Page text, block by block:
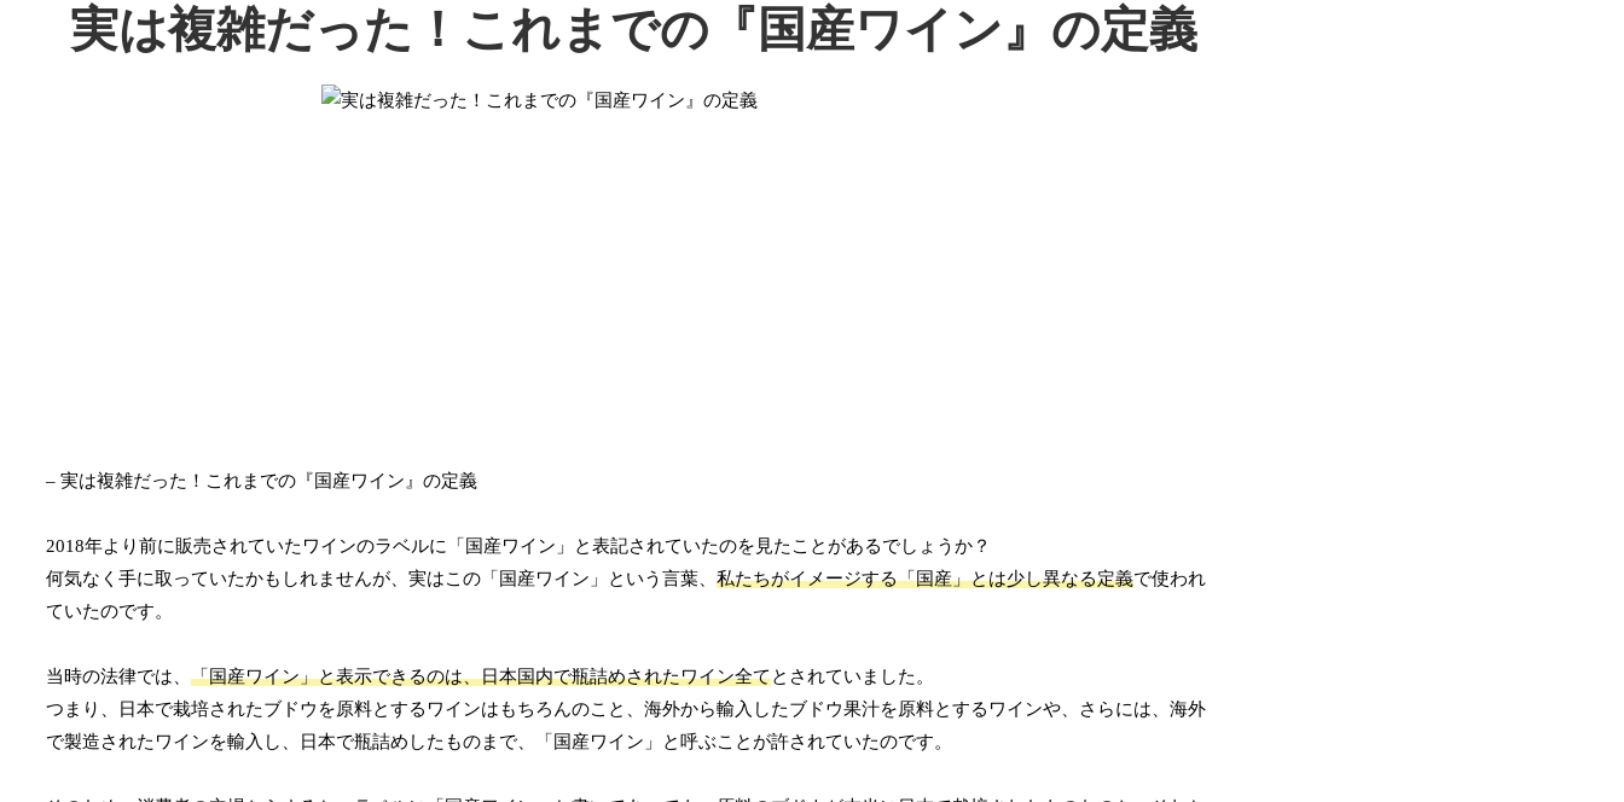
実は複雑だった！これまでの『国産ワイン』の定義
– 実は複雑だった！これまでの『国産ワイン』の定義
2018年より前に販売されていたワインのラベルに「国産ワイン」と表記されていたのを見たことがあるでしょうか？
何気なく手に取っていたかもしれませんが、実はこの「国産ワイン」という言葉、 私たちがイメージする「国産」とは少し異なる定義で使われ
ていたのです。
当時の法律では、 「国産ワイン」と表示できるのは、日本国内で瓶詰めされたワイン全てとされていました。
つまり、日本で栽培されたブドウを原料とするワインはもちろんのこと、海外から輸入したブドウ果汁を原料とするワインや、さらには、海外
で製造されたワインを輸入し、日本で瓶詰めしたものまで、「国産ワイン」と呼ぶことが許されていたのです。